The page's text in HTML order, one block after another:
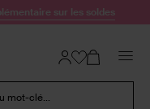
sur les soldes
mot-clé...